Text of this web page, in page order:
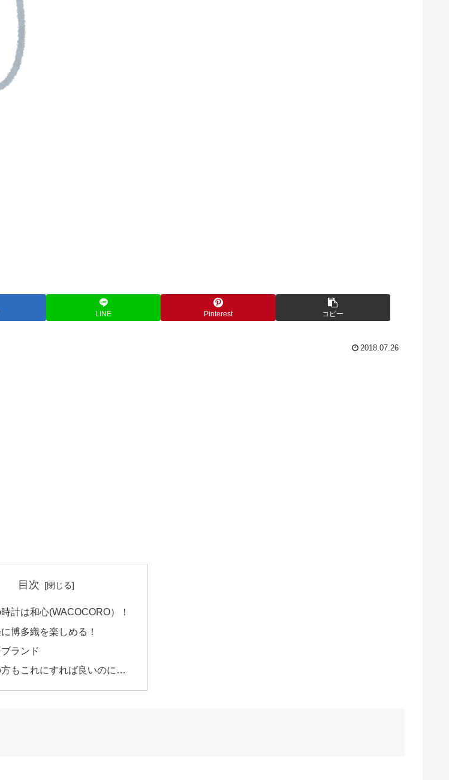
LINE Pinterest コピー
2018.07.26
目次
計は和心(WACOCORO）！
博多織を楽しめる！
ランド
もこれにすれば良いのに…